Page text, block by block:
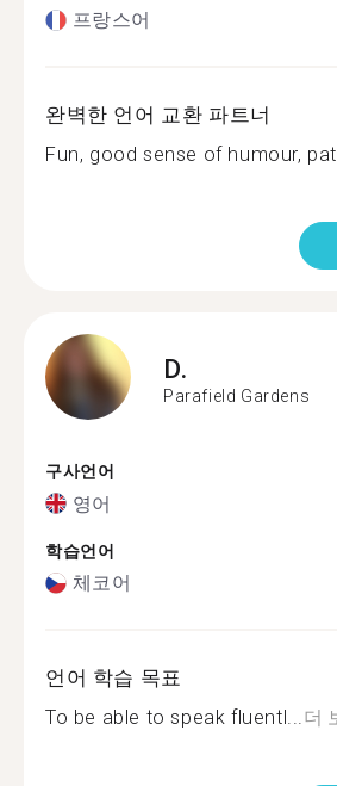
프랑스어
완벽한 언어 교환 파트너
Fun, good sense of humour,
D.
Parafield Gardens
구사언어
영어
학습언어
체코어
언어 학습 목표
To be able to speak fluentl...더